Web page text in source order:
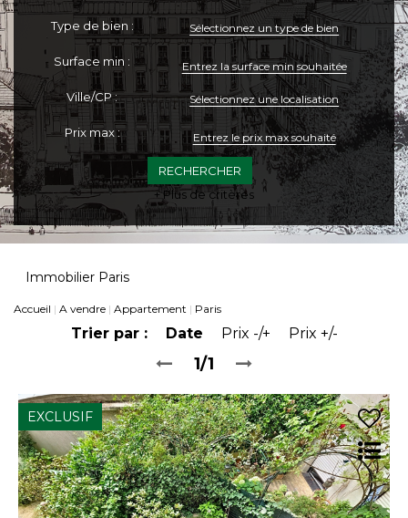
Type de bien : Sélectionnez un type de bien
Surface min :
Ville/CP : Sélectionnez une localisation
Prix max :
+ Plus de critères
Immobilier Paris
Accueil A vendre Appartement Paris
Trier par : Date Prix -/+ Prix +/-
1/1
EXCLUSIF